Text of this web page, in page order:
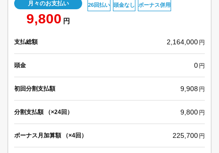
月々のお支払い
9,800 円
26回払い 頭金なし ボーナス併用
支払総額 2,164,000 円
頭金 0 円
初回分割支払額 9,908 円
分割支払額 （×24回） 9,800 円
ボーナス月加算額 （×4回） 225,700 円